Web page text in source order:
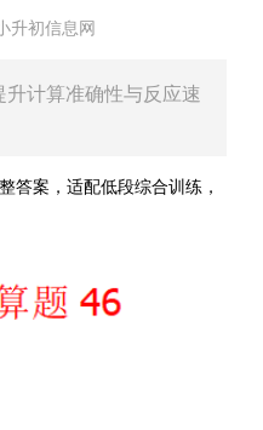
升初信息网
计算准确性与反应速
案，适配低段综合训练，